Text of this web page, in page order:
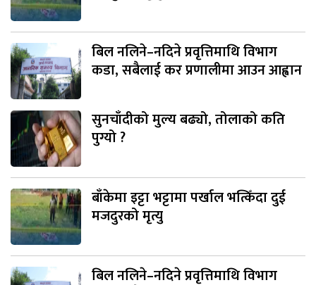
बिल नलिने–नदिने प्रवृत्तिमाथि विभाग
कडा, सबैलाई कर प्रणालीमा आउन आह्वान
सुनचाँदीको मुल्य बढ्यो, तोलाको कति
पुग्यो ?
बाँकेमा इट्टा भट्टामा पर्खाल भत्किँदा दुई
मजदुरको मृत्यु
बिल नलिने–नदिने प्रवृत्तिमाथि विभाग